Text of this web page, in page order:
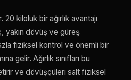
kiloluk bir ağırlık avantajı
yakın dövüş ve güreş
fiziksel kontrol ve önemli bir
gelir. Ağırlık sınıfları bu
ve dövüşçüleri salt fiziksel